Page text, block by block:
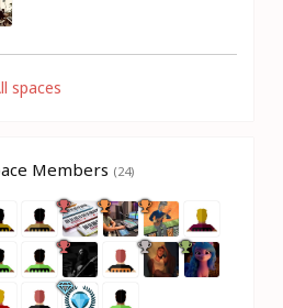
spaces
Members (24)